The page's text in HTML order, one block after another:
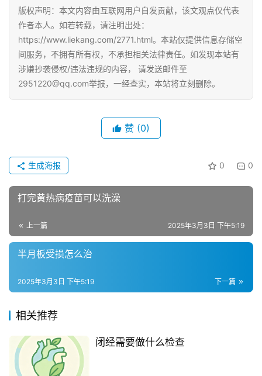
版权声明：本文内容由互联网用户自发贡献，该文观点仅代表
作者本人。如若转载，请注明出处：
https://www.liekang.com/2771.html。本站仅提供信息存储空
间服务，不拥有所有权，不承担相关法律责任。如发现本站有
涉嫌抄袭侵权/违法违规的内容， 请发送邮件至
2951220@qq.com举报，一经查实，本站将立刻删除。
赞 (0)
0 0
生成海报
打完黄热病疫苗可以洗澡
上一篇 2025年3月3日 下午5:19
半月板受损怎么治
下一篇
2025年3月3日 下午5:19
相关推荐
闭经需要做什么检查